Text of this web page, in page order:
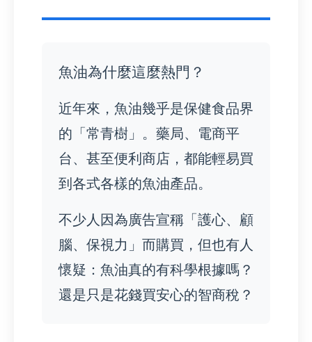
魚油為什麼這麼熱門？
近年來，魚油幾乎是保健食品界
的「常青樹」。藥局、電商平
台、甚至便利商店，都能輕易買
到各式各樣的魚油產品。
不少人因為廣告宣稱「護心、顧
腦、保視力」而購買，但也有人
懷疑：魚油真的有科學根據嗎？
還是只是花錢買安心的智商稅？